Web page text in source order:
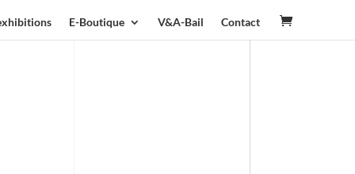
E-Boutique V&A-Bail Contact